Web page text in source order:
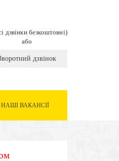
дзвінки безкоштовні)
або
дзвінок
НАШІ ВАКАНСІЇ